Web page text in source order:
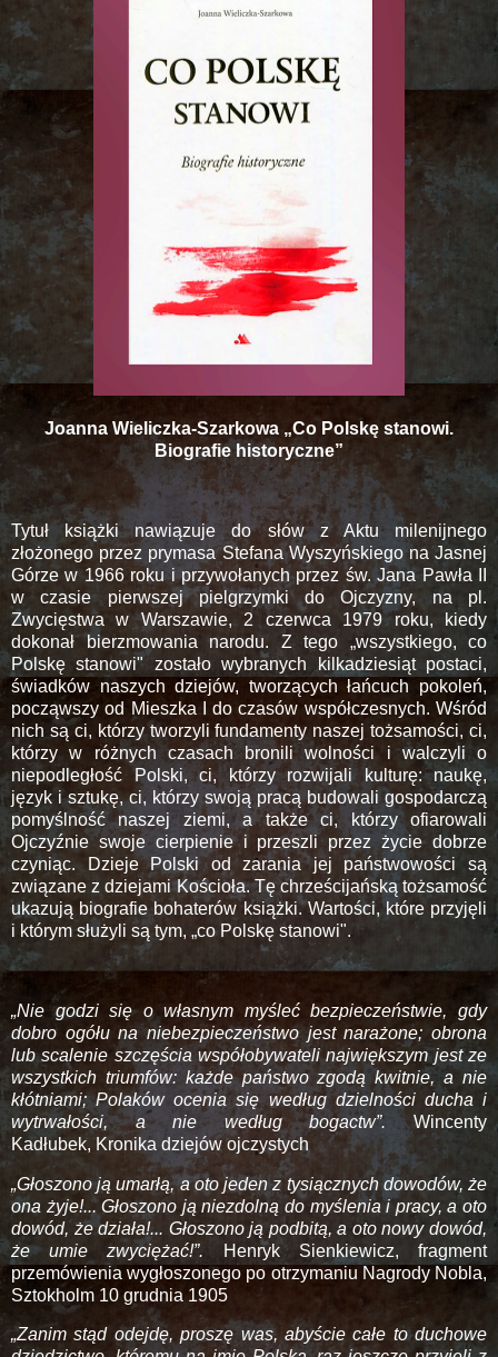
Joanna Wieliczka-Szarkowa „Co Polskę stanowi.
Biografie historyczne”
Tytuł książki nawiązuje do słów z Aktu milenijnego
złożonego przez prymasa Stefana Wyszyńskiego na Jasnej
Górze w 1966 roku i przywołanych przez św. Jana Pawła II
w czasie pierwszej pielgrzymki do Ojczyzny, na pl.
Zwycięstwa w Warszawie, 2 czerwca 1979 roku, kiedy
dokonał bierzmowania narodu. Z tego „wszystkiego, co
Polskę stanowi" zostało wybranych kilkadziesiąt postaci,
świadków naszych dziejów, tworzących łańcuch pokoleń,
począwszy od Mieszka I do czasów współczesnych. Wśród
nich są ci, którzy tworzyli fundamenty naszej tożsamości, ci,
którzy w różnych czasach bronili wolności i walczyli o
niepodległość Polski, ci, którzy rozwijali kulturę: naukę,
język i sztukę, ci, którzy swoją pracą budowali gospodarczą
pomyślność naszej ziemi, a także ci, którzy ofiarowali
Ojczyźnie swoje cierpienie i przeszli przez życie dobrze
czyniąc. Dzieje Polski od zarania jej państwowości są
związane z dziejami Kościoła. Tę chrześcijańską tożsamość
ukazują biografie bohaterów książki. Wartości, które przyjęli
i którym służyli są tym, „co Polskę stanowi".
„Nie godzi się o własnym myśleć bezpieczeństwie, gdy
dobro ogółu na niebezpieczeństwo jest narażone; obrona
lub scalenie szczęścia współobywateli największym jest ze
wszystkich triumfów: każde państwo zgodą kwitnie, a nie
kłótniami; Polaków ocenia się według dzielności ducha i
wytrwałości, a nie według bogactw”. Wincenty
Kadłubek, Kronika dziejów ojczystych
„Głoszono ją umarłą, a oto jeden z tysiącznych dowodów, że
ona żyje!... Głoszono ją niezdolną do myślenia i pracy, a oto
dowód, że działa!... Głoszono ją podbitą, a oto nowy dowód,
że umie zwyciężać!”. Henryk Sienkiewicz, fragment
przemówienia wygłoszonego po otrzymaniu Nagrody Nobla,
Sztokholm 10 grudnia 1905
„Zanim stąd odejdę, proszę was, abyście całe to duchowe